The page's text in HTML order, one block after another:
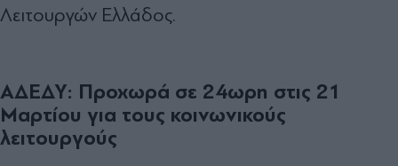
Λειτουργών Ελλάδος.
ΑΔΕΔΥ: Προχωρά σε 24ωρη στις 21
Μαρτίου για τους κοινωνικούς
λειτουργούς